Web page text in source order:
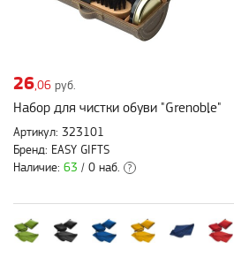
26,06 руб.
Набор для чистки обуви "Grenoble"
Артикул: 323101
Бренд: EASY GIFTS
Наличие: 63 / 0 наб. ?